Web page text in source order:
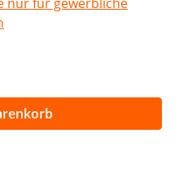
den gewünschten